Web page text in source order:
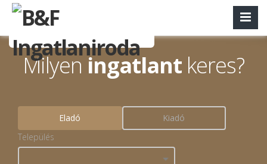
Milyeningatlant keres?
Eladó
Kiadó
Település